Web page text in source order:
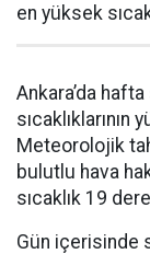
en yüksek
Ankara’da
Meteorolojik
bulutlu hava
sıcaklık 19
Gün içerisinde